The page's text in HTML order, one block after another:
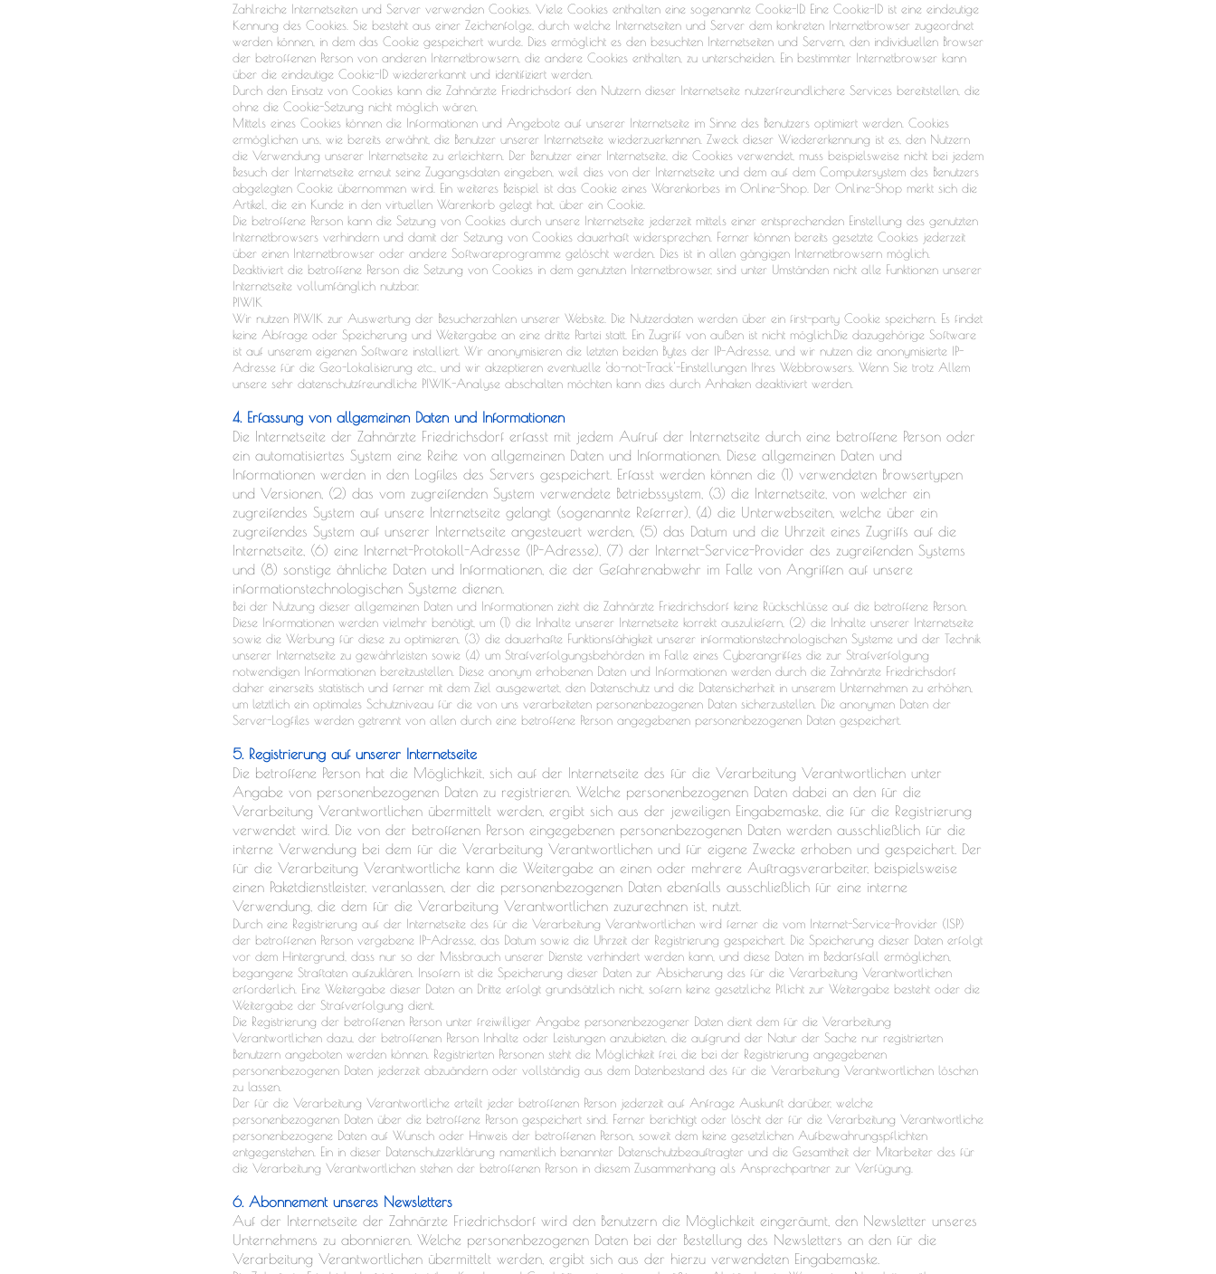
Zahlreiche Internetseiten und Server verwenden Cookies. Viele Cookies enthalten eine sogenannte Cookie-ID. Eine Cookie-ID ist eine eindeutige
Kennung des Cookies. Sie besteht aus einer Zeichenfolge, durch welche Internetseiten und Server dem konkreten Internetbrowser zugeordnet
werden können, in dem das Cookie gespeichert wurde. Dies ermöglicht es den besuchten Internetseiten und Servern, den individuellen Browser
der betroffenen Person von anderen Internetbrowsern, die andere Cookies enthalten, zu unterscheiden. Ein bestimmter Internetbrowser kann
über die eindeutige Cookie-ID wiedererkannt und identifiziert werden.
Durch den Einsatz von Cookies kann die Zahnärzte Friedrichsdorf den Nutzern dieser Internetseite nutzerfreundlichere Services bereitstellen, die
ohne die Cookie-Setzung nicht möglich wären.
Mittels eines Cookies können die Informationen und Angebote auf unserer Internetseite im Sinne des Benutzers optimiert werden. Cookies
ermöglichen uns, wie bereits erwähnt, die Benutzer unserer Internetseite wiederzuerkennen. Zweck dieser Wiedererkennung ist es, den Nutzern
die Verwendung unserer Internetseite zu erleichtern. Der Benutzer einer Internetseite, die Cookies verwendet, muss beispielsweise nicht bei jedem
Besuch der Internetseite erneut seine Zugangsdaten eingeben, weil dies von der Internetseite und dem auf dem Computersystem des Benutzers
abgelegten Cookie übernommen wird. Ein weiteres Beispiel ist das Cookie eines Warenkorbes im Online-Shop. Der Online-Shop merkt sich die
Artikel, die ein Kunde in den virtuellen Warenkorb gelegt hat, über ein Cookie.
Die betroffene Person kann die Setzung von Cookies durch unsere Internetseite jederzeit mittels einer entsprechenden Einstellung des genutzten
Internetbrowsers verhindern und damit der Setzung von Cookies dauerhaft widersprechen. Ferner können bereits gesetzte Cookies jederzeit
über einen Internetbrowser oder andere Softwareprogramme gelöscht werden. Dies ist in allen gängigen Internetbrowsern möglich.
Deaktiviert die betroffene Person die Setzung von Cookies in dem genutzten Internetbrowser, sind unter Umständen nicht alle Funktionen unserer
Internetseite vollumfänglich nutzbar.
PIWIK
Wir nutzen PIWIK zur Auswertung der Besucherzahlen unserer Website. Die Nutzerdaten werden über ein first-party Cookie speichern. Es findet
keine Abfrage oder Speicherung und Weitergabe an eine dritte Partei statt. Ein Zugriff von außen ist nicht möglich.Die dazugehörige Software
ist auf unserem eigenen Software installiert. Wir anonymisieren die letzten beiden Bytes der IP-Adresse, und wir nutzen die anonymisierte IP-
Adresse für die Geo-Lokalisierung etc., und wir akzeptieren eventuelle 'do-not-Track'-Einstellungen Ihres Webbrowsers. Wenn Sie trotz Allem
unsere sehr datenschutzfreundliche PIWIK-Analyse abschalten möchten kann dies durch Anhaken deaktiviert werden.
4. Erfassung von allgemeinen Daten und Informationen
Die Internetseite der Zahnärzte Friedrichsdorf erfasst mit jedem Aufruf der Internetseite durch eine betroffene Person oder
ein automatisiertes System eine Reihe von allgemeinen Daten und Informationen. Diese allgemeinen Daten und
Informationen werden in den Logfiles des Servers gespeichert. Erfasst werden können die (1) verwendeten Browsertypen
und Versionen, (2) das vom zugreifenden System verwendete Betriebssystem, (3) die Internetseite, von welcher ein
zugreifendes System auf unsere Internetseite gelangt (sogenannte Referrer), (4) die Unterwebseiten, welche über ein
zugreifendes System auf unserer Internetseite angesteuert werden, (5) das Datum und die Uhrzeit eines Zugriffs auf die
Internetseite, (6) eine Internet-Protokoll-Adresse (IP-Adresse), (7) der Internet-Service-Provider des zugreifenden Systems
und (8) sonstige ähnliche Daten und Informationen, die der Gefahrenabwehr im Falle von Angriffen auf unsere
informationstechnologischen Systeme dienen.
Bei der Nutzung dieser allgemeinen Daten und Informationen zieht die Zahnärzte Friedrichsdorf keine Rückschlüsse auf die betroffene Person.
Diese Informationen werden vielmehr benötigt, um (1) die Inhalte unserer Internetseite korrekt auszuliefern, (2) die Inhalte unserer Internetseite
sowie die Werbung für diese zu optimieren, (3) die dauerhafte Funktionsfähigkeit unserer informationstechnologischen Systeme und der Technik
unserer Internetseite zu gewährleisten sowie (4) um Strafverfolgungsbehörden im Falle eines Cyberangriffes die zur Strafverfolgung
notwendigen Informationen bereitzustellen. Diese anonym erhobenen Daten und Informationen werden durch die Zahnärzte Friedrichsdorf
daher einerseits statistisch und ferner mit dem Ziel ausgewertet, den Datenschutz und die Datensicherheit in unserem Unternehmen zu erhöhen,
um letztlich ein optimales Schutzniveau für die von uns verarbeiteten personenbezogenen Daten sicherzustellen. Die anonymen Daten der
Server-Logfiles werden getrennt von allen durch eine betroffene Person angegebenen personenbezogenen Daten gespeichert.
5. Registrierung auf unserer Internetseite
Die betroffene Person hat die Möglichkeit, sich auf der Internetseite des für die Verarbeitung Verantwortlichen unter
Angabe von personenbezogenen Daten zu registrieren. Welche personenbezogenen Daten dabei an den für die
Verarbeitung Verantwortlichen übermittelt werden, ergibt sich aus der jeweiligen Eingabemaske, die für die Registrierung
verwendet wird. Die von der betroffenen Person eingegebenen personenbezogenen Daten werden ausschließlich für die
interne Verwendung bei dem für die Verarbeitung Verantwortlichen und für eigene Zwecke erhoben und gespeichert. Der
für die Verarbeitung Verantwortliche kann die Weitergabe an einen oder mehrere Auftragsverarbeiter, beispielsweise
einen Paketdienstleister, veranlassen, der die personenbezogenen Daten ebenfalls ausschließlich für eine interne
Verwendung, die dem für die Verarbeitung Verantwortlichen zuzurechnen ist, nutzt.
Durch eine Registrierung auf der Internetseite des für die Verarbeitung Verantwortlichen wird ferner die vom Internet-Service-Provider (ISP)
der betroffenen Person vergebene IP-Adresse, das Datum sowie die Uhrzeit der Registrierung gespeichert. Die Speicherung dieser Daten erfolgt
vor dem Hintergrund, dass nur so der Missbrauch unserer Dienste verhindert werden kann, und diese Daten im Bedarfsfall ermöglichen,
begangene Straftaten aufzuklären. Insofern ist die Speicherung dieser Daten zur Absicherung des für die Verarbeitung Verantwortlichen
erforderlich. Eine Weitergabe dieser Daten an Dritte erfolgt grundsätzlich nicht, sofern keine gesetzliche Pflicht zur Weitergabe besteht oder die
Weitergabe der Strafverfolgung dient.
Die Registrierung der betroffenen Person unter freiwilliger Angabe personenbezogener Daten dient dem für die Verarbeitung
Verantwortlichen dazu, der betroffenen Person Inhalte oder Leistungen anzubieten, die aufgrund der Natur der Sache nur registrierten
Benutzern angeboten werden können. Registrierten Personen steht die Möglichkeit frei, die bei der Registrierung angegebenen
personenbezogenen Daten jederzeit abzuändern oder vollständig aus dem Datenbestand des für die Verarbeitung Verantwortlichen löschen
zu lassen.
Der für die Verarbeitung Verantwortliche erteilt jeder betroffenen Person jederzeit auf Anfrage Auskunft darüber, welche
personenbezogenen Daten über die betroffene Person gespeichert sind. Ferner berichtigt oder löscht der für die Verarbeitung Verantwortliche
personenbezogene Daten auf Wunsch oder Hinweis der betroffenen Person, soweit dem keine gesetzlichen Aufbewahrungspflichten
entgegenstehen. Ein in dieser Datenschutzerklärung namentlich benannter Datenschutzbeauftragter und die Gesamtheit der Mitarbeiter des für
die Verarbeitung Verantwortlichen stehen der betroffenen Person in diesem Zusammenhang als Ansprechpartner zur Verfügung.
6. Abonnement unseres Newsletters
Auf der Internetseite der Zahnärzte Friedrichsdorf wird den Benutzern die Möglichkeit eingeräumt, den Newsletter unseres
Unternehmens zu abonnieren. Welche personenbezogenen Daten bei der Bestellung des Newsletters an den für die
Verarbeitung Verantwortlichen übermittelt werden, ergibt sich aus der hierzu verwendeten Eingabemaske.